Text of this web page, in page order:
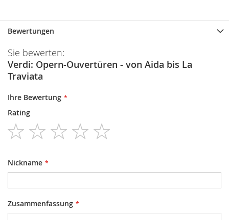
Bewertungen
Sie bewerten:
Verdi: Opern-Ouvertüren - von Aida bis La
Traviata
Ihre Bewertung
Rating
1
star
2
stars
3
stars
4
stars
Nickname
Zusammenfassung